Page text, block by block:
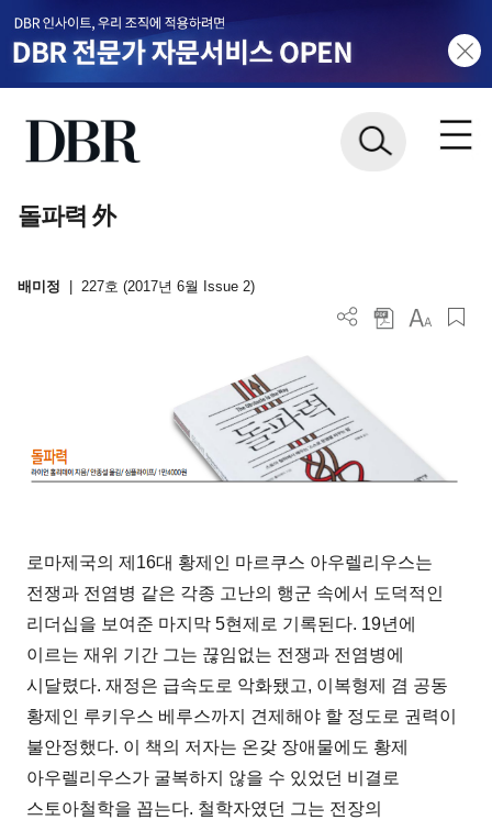
돌파력 外
배미정 227호 (2017년 6월 Issue 2)
로마제국의 제16대 황제인 마르쿠스 아우렐리우스는
전쟁과 전염병 같은 각종 고난의 행군 속에서 도덕적인
리더십을 보여준 마지막 5현제로 기록된다. 19년에
이르는 재위 기간 그는 끊임없는 전쟁과 전염병에
시달렸다. 재정은 급속도로 악화됐고, 이복형제 겸 공동
황제인 루키우스 베루스까지 견제해야 할 정도로 권력이
불안정했다. 이 책의 저자는 온갖 장애물에도 황제
아우렐리우스가 굴복하지 않을 수 있었던 비결로
스토아철학을 꼽는다. 철학자였던 그는 전장의